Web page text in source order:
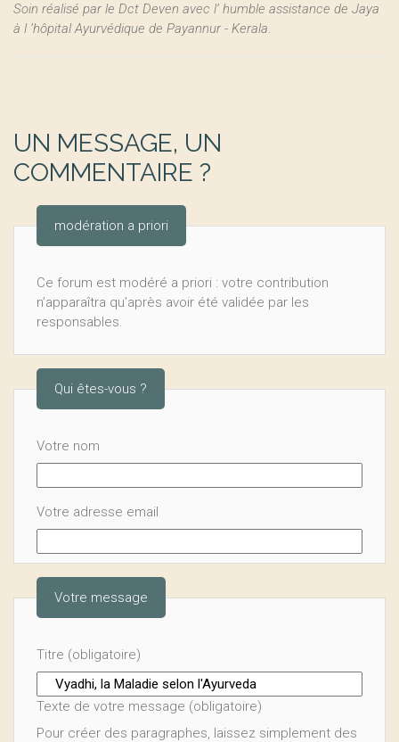
Soin réalisé par le Dct Deven avec l’ humble assistance de Jaya
à l ’hôpital Ayurvédique de Payannur - Kerala.
UN MESSAGE, UN
COMMENTAIRE ?
modération a priori
Ce forum est modéré a priori : votre contribution
n’apparaîtra qu’après avoir été validée par les
responsables.
Qui êtes-vous ?
Votre nom
Votre adresse email
Votre message
Titre (obligatoire)
Texte de votre message (obligatoire)
Pour créer des paragraphes, laissez simplement des